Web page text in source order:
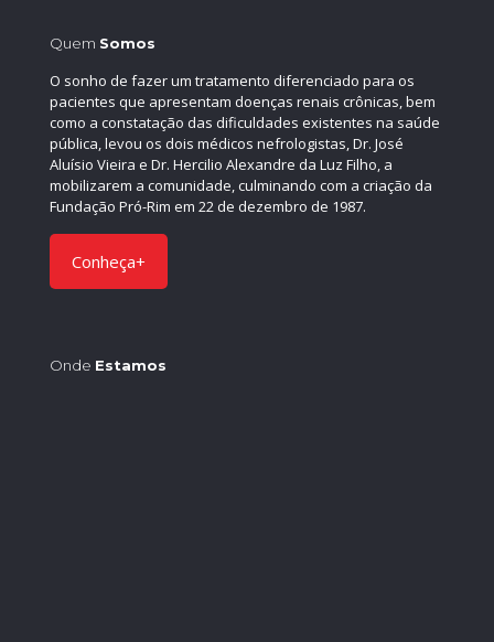
Quem Somos
O sonho de fazer um tratamento diferenciado para os
pacientes que apresentam doenças renais crônicas, bem
como a constatação das dificuldades existentes na saúde
pública, levou os dois médicos nefrologistas, Dr. José
Aluísio Vieira e Dr. Hercilio Alexandre da Luz Filho, a
mobilizarem a comunidade, culminando com a criação da
Fundação Pró-Rim em 22 de dezembro de 1987.
Conheça+
Onde Estamos